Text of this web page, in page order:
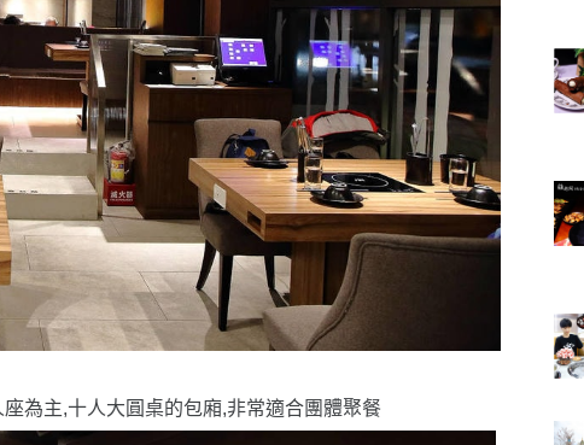
為主,十人大圓桌的包廂,非常適合團體聚餐